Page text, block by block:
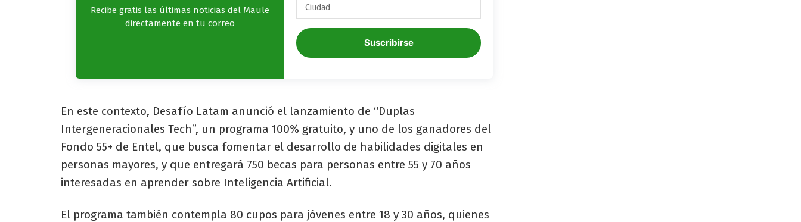
Recibe gratis las últimas noticias del Maule
directamente en tu correo
Suscribirse
En este contexto, Desafío Latam anunció el lanzamiento de “Duplas
Intergeneracionales Tech”, un programa 100% gratuito, y uno de los ganadores del
Fondo 55+ de Entel, que busca fomentar el desarrollo de habilidades digitales en
personas mayores, y que entregará 750 becas para personas entre 55 y 70 años
interesadas en aprender sobre Inteligencia Artificial.
El programa también contempla 80 cupos para jóvenes entre 18 y 30 años, quienes